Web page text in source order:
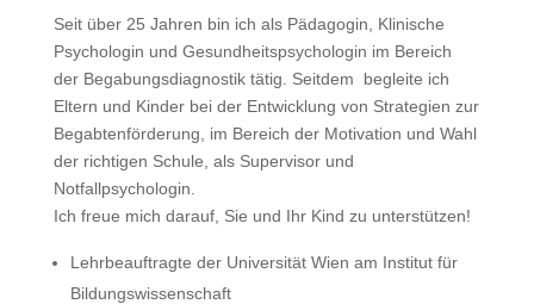
Seit über 25 Jahren bin ich als Pädagogin, Klinische
Psychologin und Gesundheitspsychologin im Bereich
der Begabungsdiagnostik tätig. Seitdem begleite ich
Eltern und Kinder bei der Entwicklung von Strategien zur
Begabtenförderung, im Bereich der Motivation und Wahl
der richtigen Schule, als Supervisor und
Notfallpsychologin.
Ich freue mich darauf, Sie und Ihr Kind zu unterstützen!
Lehrbeauftragte der Universität Wien am Institut für
Bildungswissenschaft